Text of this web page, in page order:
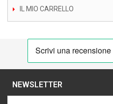
IL MIO CARRELLO
NEWSLETTER